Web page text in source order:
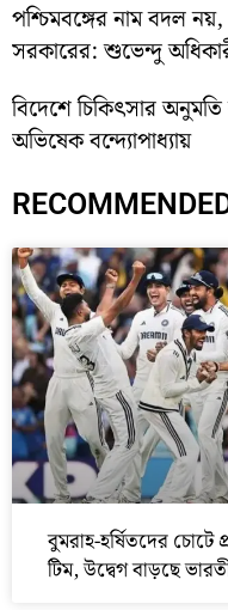
পশ্চিমবঙ্গের নাম বদল নয়,
সরকারের: শুভেন্দু
বিদেশে চিকিৎসার অনুমতি
অভিষেক বন্দ্যোপাধ্যায়
বুমরাহ-হর্ষিতদের চোটে
টিম, উদ্বেগ বাড়ছে